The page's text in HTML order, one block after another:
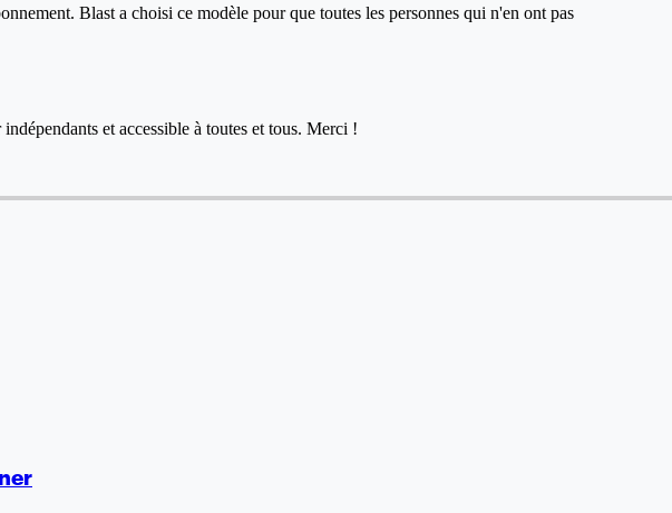
Blast a choisi ce modèle pour que toutes les personnes qui n'en ont pas
et accessible à toutes et tous. Merci !